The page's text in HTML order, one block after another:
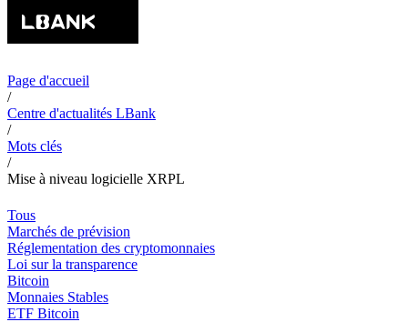
Page d'accueil
/
Centre d'actualités LBank
/
Mots clés
/
Mise à niveau logicielle XRPL
Tous
Marchés de prévision
Réglementation des cryptomonnaies
Loi sur la transparence
Bitcoin
Monnaies Stables
ETF Bitcoin